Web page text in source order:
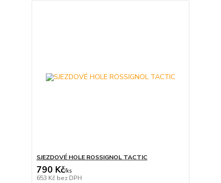
SJEZDOVÉ HOLE ROSSIGNOL TACTIC
790 Kč/ks
653 Kč bez DPH